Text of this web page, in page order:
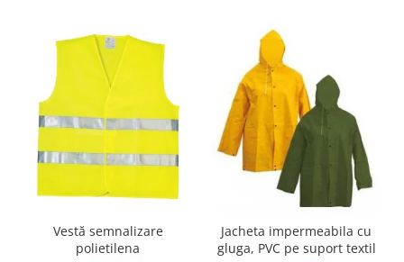
Vestă semnalizare
polietilena
Jacheta impermeabila cu
gluga, PVC pe suport textil